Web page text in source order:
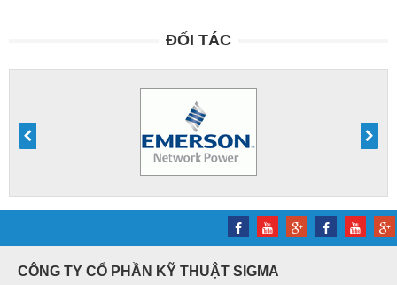
ĐỐI TÁC
CÔNG TY CỔ PHẦN KỸ THUẬT SIGMA